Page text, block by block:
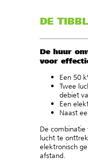
DE
De huur
voor
Een 50
Twee
debiet
Een
Naast
De
lucht te
elektronisch
afstand.